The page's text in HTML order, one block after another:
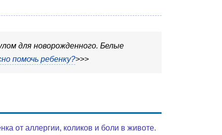
для новорожденного. Белые
помочь ребенку?>>>
от аллергии, коликов и боли в животе.